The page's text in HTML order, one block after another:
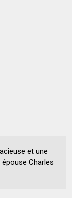
et une
Charles